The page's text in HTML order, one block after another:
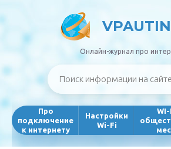
Онлайн-журнал про
Про
подключение
к интернету
Настройки
Wi-Fi
WI-